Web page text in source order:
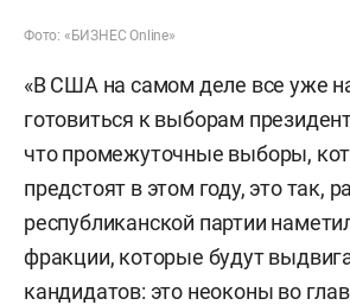
Фото: «БИЗНЕС Online»
«В США на самом деле все уже
готовиться к выборам
что промежуточные выборы,
предстоят в этом году, это так,
республиканской партии
фракции, которые будут
кандидатов: это неоконы во